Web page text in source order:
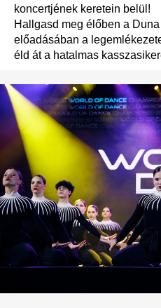
koncertjének keretein belül!
Hallgasd meg élőben a
előadásában a
éld át a hatalmas